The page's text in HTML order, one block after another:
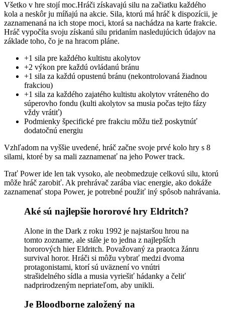
Všetko v hre stojí moc.Hráči získavajú silu na začiatku každého
kola a neskôr ju míňajú na akcie. Sila, ktorú má hráč k dispozícii, je
zaznamenaná na ich stope moci, ktorá sa nachádza na karte frakcie.
Hráč vypočíta svoju získanú silu pridaním nasledujúcich údajov na
základe toho, čo je na hracom pláne.
+1 sila pre každého kultistu akolytov
+2 výkon pre každú ovládanú bránu
+1 sila za každú opustenú bránu (nekontrolovaná žiadnou
frakciou)
+1 sila za každého zajatého kultistu akolytov vráteného do
súperovho fondu (kulti akolytov sa musia počas tejto fázy
vždy vrátiť)
Podmienky špecifické pre frakciu môžu tiež poskytnúť
dodatočnú energiu
Vzhľadom na vyššie uvedené, hráč začne svoje prvé kolo hry s 8
silami, ktoré by sa mali zaznamenať na jeho Power track.
Trať Power ide len tak vysoko, ale neobmedzuje celkovú silu, ktorú
môže hráč zarobiť. Ak prehrávač zarába viac energie, ako dokáže
zaznamenať stopa Power, je potrebné použiť iný spôsob nahrávania.
Aké sú najlepšie hororové hry Eldritch?
Alone in the Dark z roku 1992 je najstaršou hrou na
tomto zozname, ale stále je to jedna z najlepších
hororových hier Eldritch. Považovaný za praotca žánru
survival horor. Hráči si môžu vybrať medzi dvoma
protagonistami, ktorí sú uväznení vo vnútri
strašidelného sídla a musia vyriešiť hádanky a čeliť
nadprirodzeným nepriateľom, aby unikli.
Je Bloodborne založený na